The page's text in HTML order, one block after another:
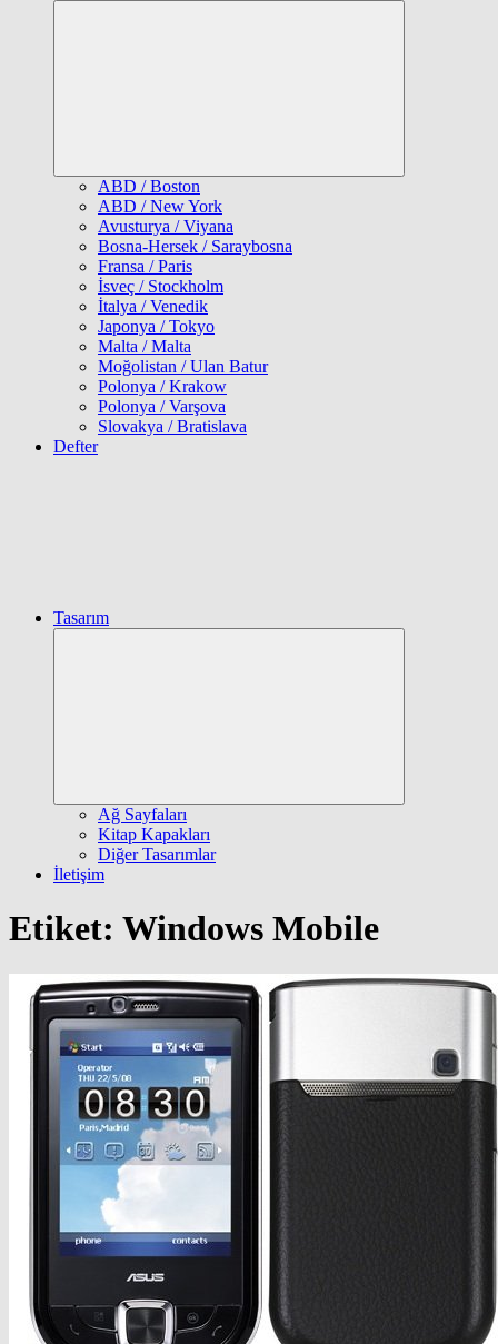
ABD / Boston
ABD / New York
Avusturya / Viyana
Bosna-Hersek / Saraybosna
Fransa / Paris
İsveç / Stockholm
İtalya / Venedik
Japonya / Tokyo
Malta / Malta
Moğolistan / Ulan Batur
Polonya / Krakow
Polonya / Varşova
Slovakya / Bratislava
Defter
Tasarım
Ağ Sayfaları
Kitap Kapakları
Diğer Tasarımlar
İletişim
Etiket: Windows Mobile